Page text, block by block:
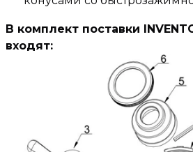
В комплект поставки
входят: